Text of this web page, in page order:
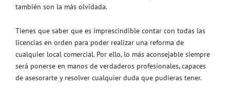
también son la más olvidada.
Tienes que saber que es imprescindible contar con todas las
licencias en orden para poder realizar una reforma de
cualquier local comercial. Por ello, lo más aconsejable siempre
será ponerse en manos de verdaderos profesionales, capaces
de asesorarte y resolver cualquier duda que pudieras tener.